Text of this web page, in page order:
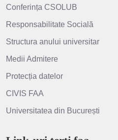
Conferința CSOLUB
Responsabilitate Socială
Structura anului universitar
Medii Admitere
Protecția datelor
CIVIS FAA
Universitatea din București